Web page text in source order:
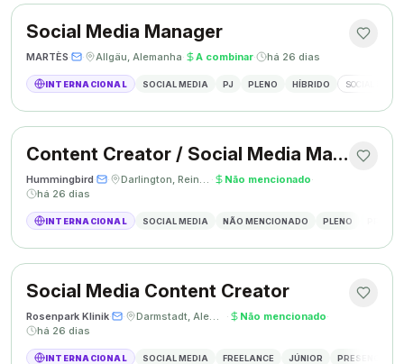
Social Media Manager
MARTÈS· · Allgäu, Alemanha· A combinar· há 26 dias
INTERNACIONAL SOCIAL MEDIA PJ PLENO HÍBRIDO SOCIAL MEDIA
Content Creator / Social Media Manager
Hummingbird· · Darlington, Reino Unido · Não mencionado·
há 26 dias
INTERNACIONAL SOCIAL MEDIA NÃO MENCIONADO PLENO
Social Media Content Creator
Rosenpark Klinik· · Darmstadt, Alemanha · Não mencionado·
há 26 dias
INTERNACIONAL SOCIAL MEDIA FREELANCE JÚNIOR PRESENCIAL